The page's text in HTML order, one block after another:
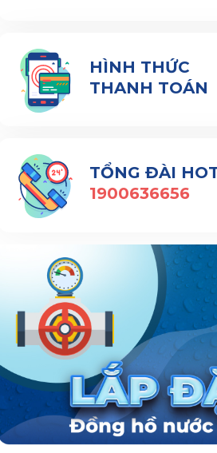
HÌNH THỨC
THANH TOÁN
TỔNG ĐÀI
1900636656